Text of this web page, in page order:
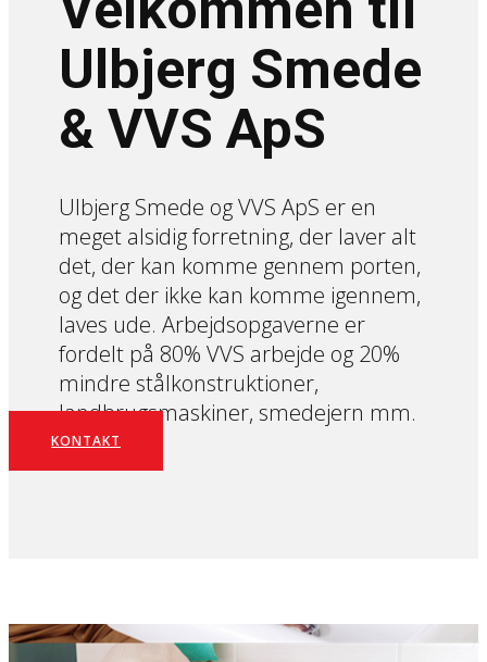
Ulbjerg Smede
& VVS ApS
Ulbjerg Smede og VVS ApS er en
meget alsidig forretning, der laver alt
det, der kan komme gennem porten,
og det der ikke kan komme igennem,
laves ude. Arbejdsopgaverne er
fordelt på 80% VVS arbejde og 20%
mindre stålkonstruktioner,
landbrugsmaskiner, smedejern mm.
KONTAKT